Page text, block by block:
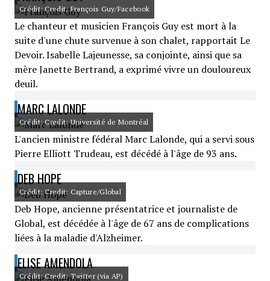
Crédit: Credit: François Guy/Facebook
Le chanteur et musicien François Guy est mort à la
suite d'une chute survenue à son chalet, rapportait Le
Devoir. Isabelle Lajeunesse, sa conjointe, ainsi que sa
mère Janette Bertrand, a exprimé vivre un douloureux
deuil.
MARC LALONDE
Crédit: Credit: Université de Montréal
L'ancien ministre fédéral Marc Lalonde, qui a servi sous
Pierre Elliott Trudeau, est décédé à l'âge de 93 ans.
DEB HOPE
Crédit: Credit: Capture/Global
Deb Hope, ancienne présentatrice et journaliste de
Global, est décédée à l'âge de 67 ans de complications
liées à la maladie d'Alzheimer.
ELISE AMENDOLA
Crédit: Credit: Twitter (via AP)